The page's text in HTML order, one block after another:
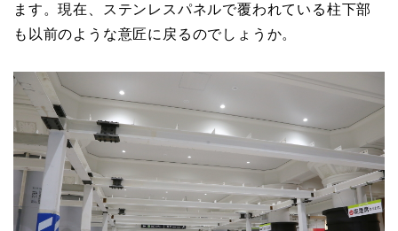
ます。現在、ステンレスパネルで覆われている柱下部
も以前のような意匠に戻るのでしょうか。